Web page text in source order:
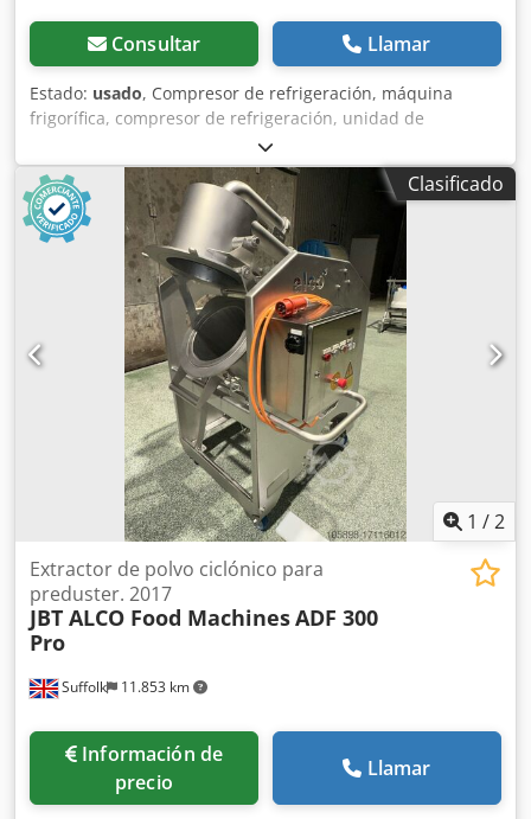
Consultar Llamar
Estado: usado, Compresor de refrigeración, máquina
frigorífica, compresor de refrigeración, unidad de
refrigeración, compresor refrigerante, compresor, carcasa
del filtro deshidratador, válvula de cierre, válvula de cierre
de bola, interruptor de temperatura, termostato, válvula
de expansión, brida angular, brida de válvula Dedpfxsfyh
D Te Adiock -Fabricante: Alco, filtro deshidratador, nuevo,
en embalaje original -Tipo: ADK-084/PCN 003610 -
Conexión: 12 mm, tipo brida -Dimensiones del paquete:
175/70/70 mm (alto) -Peso: 0,6 kg
Clasificado
1 /2
Suffolk 11.853 km
Extractor de polvo ciclónico para
preduster. 2017
JBT ALCO Food MachinesADF 300
Pro
Información de
precio
Llamar